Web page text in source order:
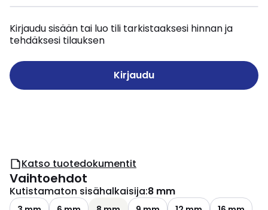
Kirjaudu sisään tai luo tili tarkistaaksesi hinnan ja
tehdäksesi tilauksen
Kirjaudu
Katso tuotedokumentit
Vaihtoehdot
Kutistamaton sisähalkaisija:8 mm